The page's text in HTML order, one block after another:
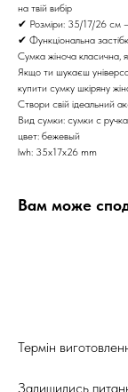
на твій вибір
✔ Розміри: 35/17/26 см –
✔ Функціональна
Сумка жіноча класична,
Якщо ти шукаєш
купити сумку шкіряну
Створи свій ідеальний
Вид сумки: сумки с
цвет: бежевый
lwh: 35x17x26 mm
Вам може
Термін
Залишились